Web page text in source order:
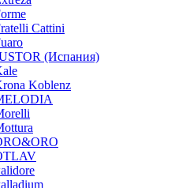
Cattini
(Испания)
Koblenz